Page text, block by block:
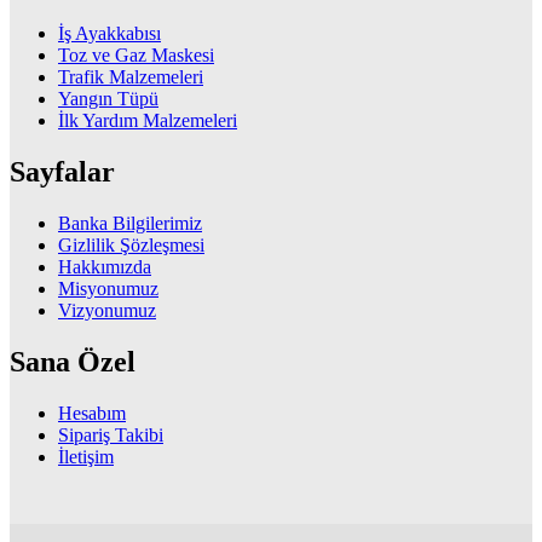
İş Ayakkabısı
Toz ve Gaz Maskesi
Trafik Malzemeleri
Yangın Tüpü
İlk Yardım Malzemeleri
Sayfalar
Banka Bilgilerimiz
Gizlilik Şözleşmesi
Hakkımızda
Misyonumuz
Vizyonumuz
Sana Özel
Hesabım
Sipariş Takibi
İletişim